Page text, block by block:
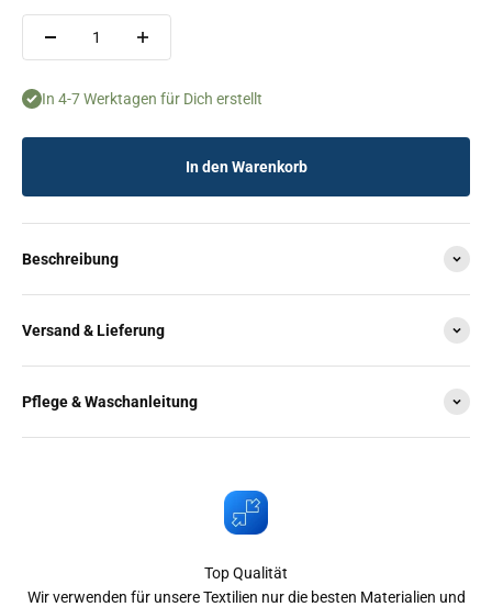
In 4-7 Werktagen für Dich erstellt
In den Warenkorb
Beschreibung
Versand & Lieferung
Pflege & Waschanleitung
Top Qualität
Wir verwenden für unsere Textilien nur die besten Materialien und